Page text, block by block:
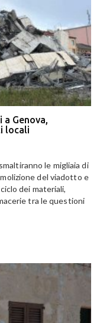
Genova,
locali
le migliaia di
del viadotto e
dei materiali,
tra le questioni